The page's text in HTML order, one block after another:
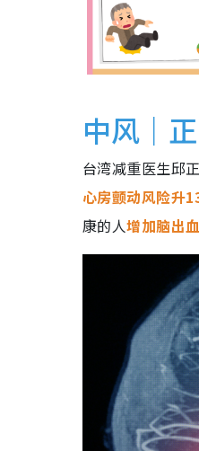
中风｜
台湾减重医生邱
心房颤动风险升
康的人增加脑出